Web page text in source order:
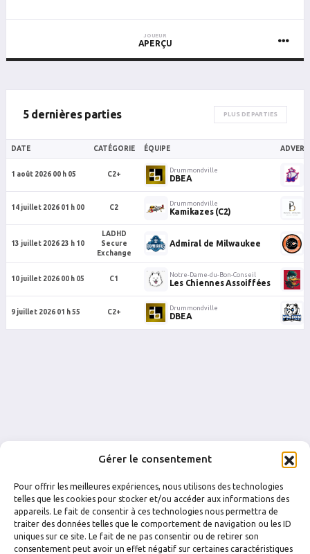
Gérer le consentement
Pour offrir les meilleures expériences, nous utilisons des technologies
telles que les cookies pour stocker et/ou accéder aux informations des
appareils. Le fait de consentir à ces technologies nous permettra de
traiter des données telles que le comportement de navigation ou les ID
uniques sur ce site. Le fait de ne pas consentir ou de retirer son
consentement peut avoir un effet négatif sur certaines caractéristiques
JOUEUR
APERÇU
5 dernières parties PLUS DE PARTIES
DATE CATÉGORIE ÉQUIPE
1 août 2026 00 h 05 C2+
Drummondville
DBEA
14 juillet 2026 01 h 00 C2
Drummondville
Kamikazes (C2)
13 juillet 2026 23 h 10
LADHD
Secure
Exchange
Admiral de Milwaukee
10 juillet 2026 00 h 05 C1
Notre-Dame-du-Bon-Conseil
Les Chiennes Assoiffées
9 juillet 2026 01 h 55 C2+
Drummondville
DBEA
FACEBOOK INSTAGRAM